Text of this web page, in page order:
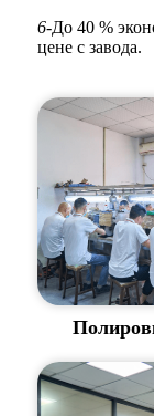
6-До 40 %
цене с завода.